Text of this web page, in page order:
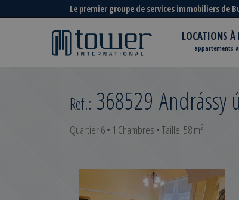
Le premier groupe de services immobiliers de
LOCATIONS À
appartements
Andrássy
Ref.: 368529
Quartier 6 • 1 Chambres • Taille: 58 m2